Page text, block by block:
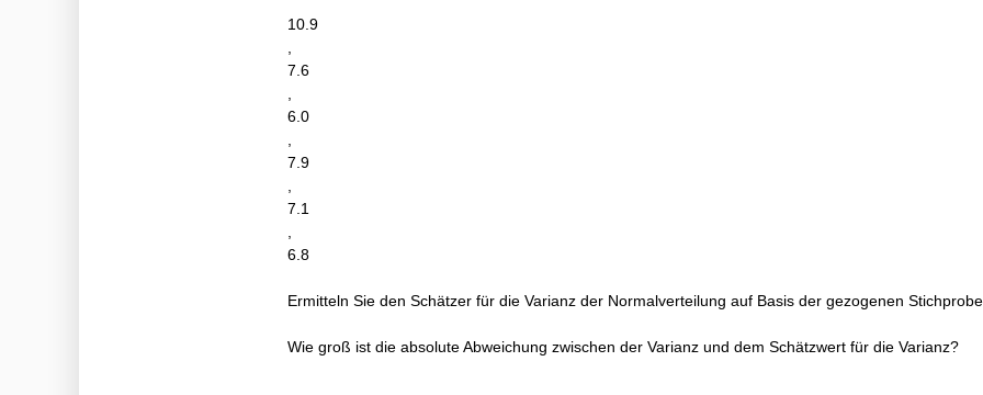
10.9
7.6
6.0
7.9
7.1
6.8
Ermitteln Sie den Schätzer für die Varianz der Normalverteilung auf Basis der gezogenen
Wie groß ist die absolute Abweichung zwischen der Varianz und dem Schätzwert für die Varianz?